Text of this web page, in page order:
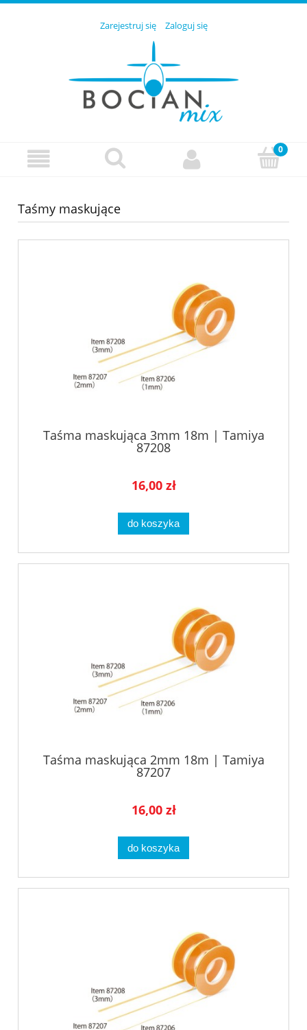
Zarejestruj się Zaloguj się
Taśmy maskujące
Taśma maskująca 3mm 18m | Tamiya
87208
16,00 zł
do koszyka
Taśma maskująca 2mm 18m | Tamiya
87207
16,00 zł
do koszyka